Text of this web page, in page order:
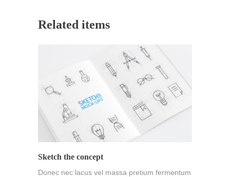
Related items
Sketch the concept
Donec nec lacus vel massa pretium fermentum